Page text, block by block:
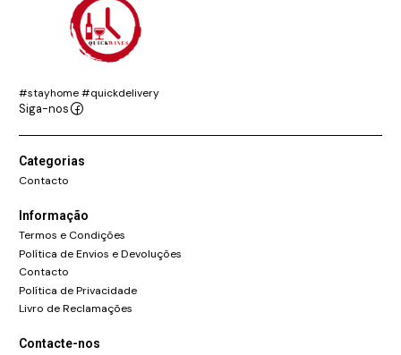
#stayhome #quickdelivery
Siga-nos
Categorias
Contacto
Informação
Termos e Condições
Política de Envios e Devoluções
Contacto
Política de Privacidade
Livro de Reclamações
Contacte-nos